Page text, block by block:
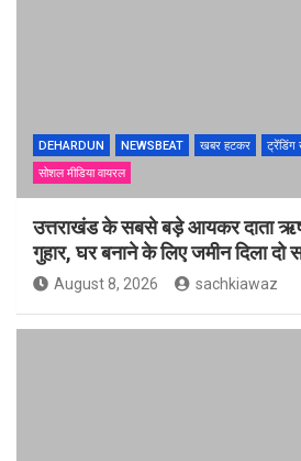
DEHARDUN NEWSBEAT खबर हटकर ट्रेंडिंग
सोशल मीडिया वायरल
उत्तराखंड के सबसे बड़े आयकर दाता
गुहार, घर बनाने के लिए जमीन दिला दो
August 8, 2026 sachkiawaz